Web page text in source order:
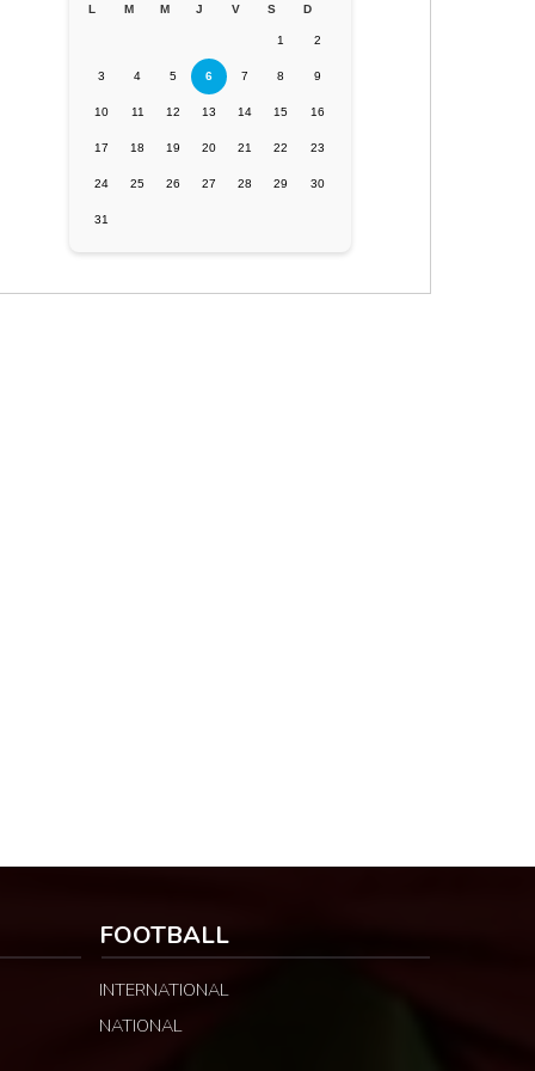
L M M J V S D
1 2
3 4 5 6 7 8 9
10 11 12 13 14 15 16
17 18 19 20 21 22 23
24 25 26 27 28 29 30
31
FOOTBALL
INTERNATIONAL
NATIONAL